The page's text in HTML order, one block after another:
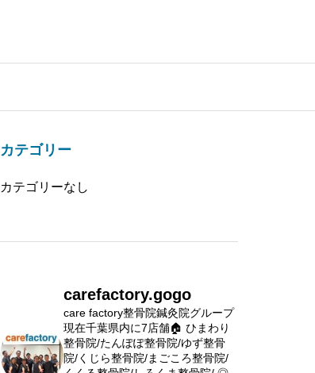
カテゴリー
カテゴリーなし
carefactory.gogo
care factory整骨院鍼灸院グループ
現在千葉県内に7店舗🏠 ひまわり
整骨院/たんぽぽ整骨院/ゆず整骨
院/くじら整骨院/まごころ整骨院/